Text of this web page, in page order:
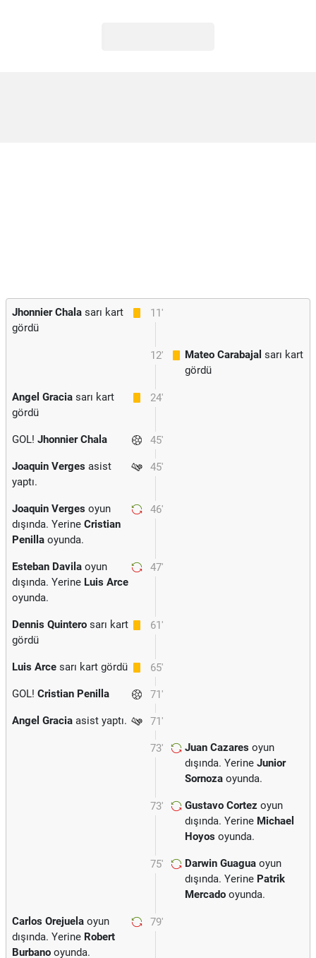
11'
Jhonnier Chala sarı kart
gördü
12' Mateo Carabajal sarı kart
gördü
24'
Angel Gracia sarı kart
gördü
45'
GOL! Jhonnier Chala
45'
Joaquin Verges asist
yaptı.
46'
Joaquin Verges oyun
dışında. Yerine Cristian
Penilla oyunda.
47'
Esteban Davila oyun
dışında. Yerine Luis Arce
oyunda.
61'
Dennis Quintero sarı kart
gördü
65'
Luis Arce sarı kart gördü
71'
GOL! Cristian Penilla
71'
Angel Gracia asist yaptı.
73' Juan Cazares oyun
dışında. Yerine Junior
Sornoza oyunda.
73' Gustavo Cortez oyun
dışında. Yerine Michael
Hoyos oyunda.
75' Darwin Guagua oyun
dışında. Yerine Patrik
Mercado oyunda.
79'
Carlos Orejuela oyun
dışında. Yerine Robert
Burbano oyunda.